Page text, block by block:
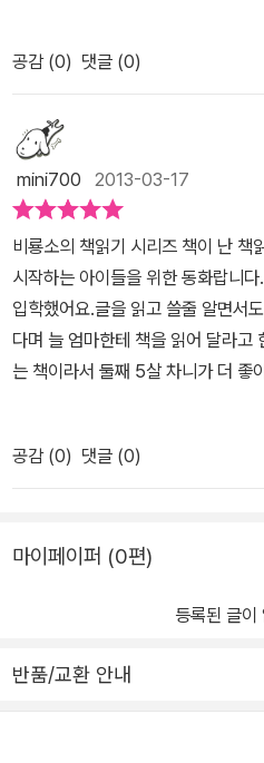
좀 보고 있으렴.” “망했다!” 폭스는
엄마가 잔소리했어요. (10쪽)“참치
“그래그래.” 폭스가 샌드위치를 만
오빠.” “읽어 주고말고.” (17쪽)이
에 올라갔어요. “여기까지 올라와
올라오긴 했는데 어떻게 내려가야
(36쪽)“헉, 이걸 다 사려면 온종일
마가 말했어요. “그럼 어서 서둘러.
게 참치도 꼭 사 오고.” (43쪽
s (1983년)+《나 겁쟁이 아니거든!
은정 옮김, 비룡소, 2012)엉금엉금
금 기어올라요28쪽포도가 먹기
꽃나무 들숲노래 동시 따라쓰기》, 《
래세대를 위한 우리말과 문해력》,
보았습니다》, 《우리말꽃》, 《쉬운 말
음 읽기》을 썼다.
라가지 못하는 폭스. 처음에는 여
않을까 했는데 폭스는 무서움을 뒤
연 어떻게 길들일까? 잔디깎기 기계
재치에 미소 짓게 되는 이야기까지
통해 책읽기의 즐거운 습관을 길러
이 재미있어할만한 주제로 되어있
은주인공 폭스가 자전거를 타고 가
서 보니 친구가 나무위에서 포도를
달라니깐 나무위로 올라오라는 친
이라 나무위로 못올라오는거아니냐
올라가지요. 위에 올라가니 친구가
고마워 나 너무 무서웠거든..'하는거
어떻게 내려갔을지 아이와 이야기
공감 (0) 댓글 (0)
mini700 2013-03-17
비룡소의 책읽기 시리즈 책이 난 책
시작하는 아이들을 위한 동화랍니
입학했어요.글을 읽고 쓸줄 알면서
다며 늘 엄마한테 책을 읽어 달라고
는 책이라서 둘째 5살 차니가 더 좋
리즈 중 1단계랍니다.3가지의 이야
의 시선으로 재미나게 읽을 수 있는
가 재미나게 구성되어 있답니다.
먹고 있어요.폭스도 포도를 먹고 싶
를 놀려요. 겁쟁이라고 말이에요.폭
실 저희 주니 겁이 참 많은 아이거
는 잠 자기전에 한번 훝어 보네요..
공감 (0) 댓글 (0)
마이페이퍼 (0편)
등록된 글이
반품/교환 안내